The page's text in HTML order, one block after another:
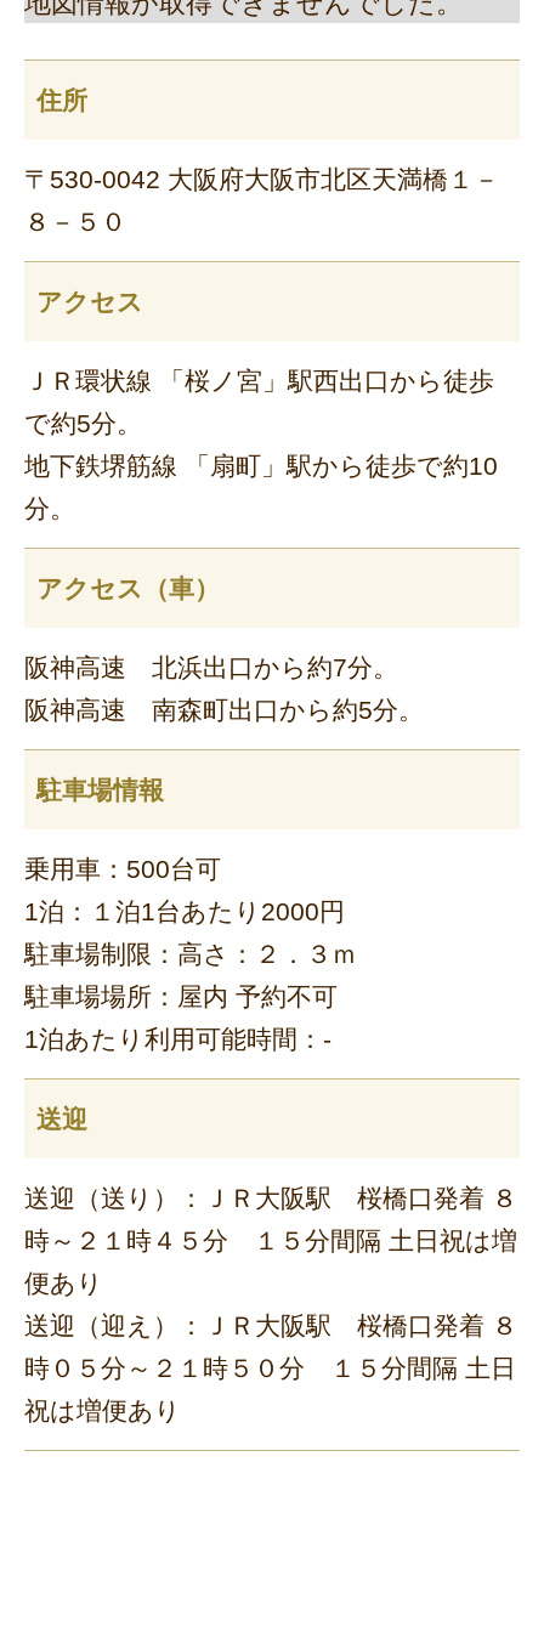
住所
〒530-0042 大阪府大阪市北区天満橋１－
８－５０
アクセス
ＪＲ環状線 「桜ノ宮」駅西出口から徒歩
で約5分。
地下鉄堺筋線 「扇町」駅から徒歩で約10
分。
アクセス（車）
阪神高速 北浜出口から約7分。
阪神高速 南森町出口から約5分。
駐車場情報
乗用車：500台可
1泊：１泊1台あたり2000円
駐車場制限：高さ：２．３ｍ
駐車場場所：屋内 予約不可
1泊あたり利用可能時間：-
送迎
送迎（送り）：ＪＲ大阪駅 桜橋口発着 ８
時～２１時４５分 １５分間隔 土日祝は増
便あり
送迎（迎え）：ＪＲ大阪駅 桜橋口発着 ８
時０５分～２１時５０分 １５分間隔 土日
祝は増便あり